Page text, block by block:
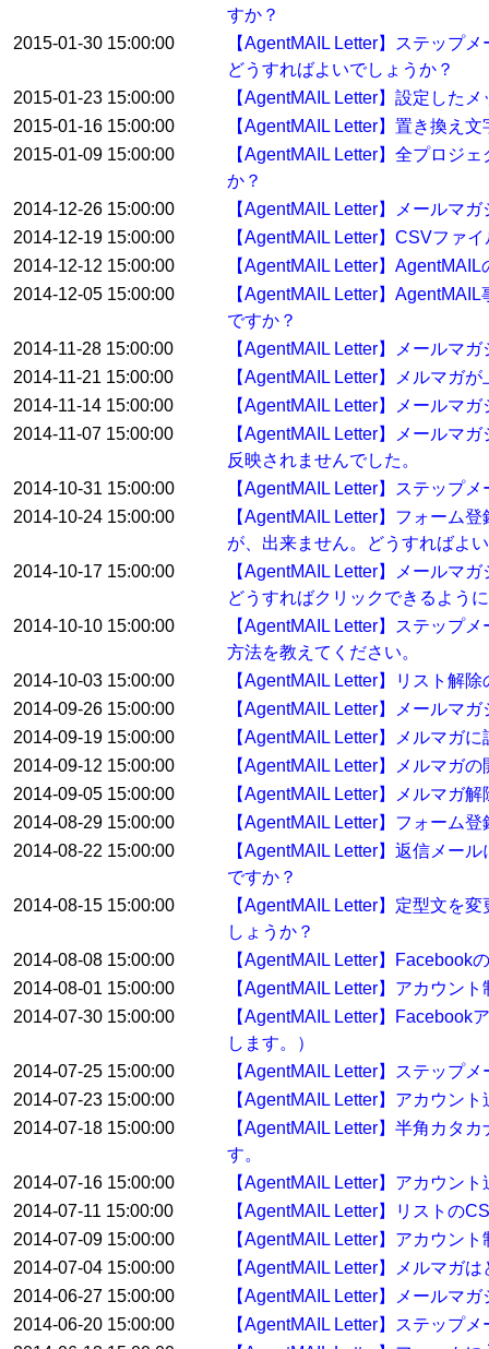
すか？
2015-01-30 15:00:00
【AgentMAIL Letter】ステップ
どうすればよいでしょうか？
2015-01-23 15:00:00
【AgentMAIL Letter】設定した
2015-01-16 15:00:00
【AgentMAIL Letter】置き換え
2015-01-09 15:00:00
【AgentMAIL Letter】全プロジ
か？
2014-12-26 15:00:00
【AgentMAIL Letter】メールマ
2014-12-19 15:00:00
【AgentMAIL Letter】CSVファ
2014-12-12 15:00:00
【AgentMAIL Letter】
2014-12-05 15:00:00
【AgentMAIL Letter】
ですか？
2014-11-28 15:00:00
【AgentMAIL Letter】メールマ
2014-11-21 15:00:00
【AgentMAIL Letter】メルマガ
2014-11-14 15:00:00
【AgentMAIL Letter】メールマ
2014-11-07 15:00:00
【AgentMAIL Letter】メールマ
反映されませんでした。
2014-10-31 15:00:00
【AgentMAIL Letter】ステップ
2014-10-24 15:00:00
【AgentMAIL Letter】フォーム
が、出来ません。どうすればよ
2014-10-17 15:00:00
【AgentMAIL Letter】メールマ
どうすればクリックできるよう
2014-10-10 15:00:00
【AgentMAIL Letter】ステップ
方法を教えてください。
2014-10-03 15:00:00
【AgentMAIL Letter】リスト解
2014-09-26 15:00:00
【AgentMAIL Letter】メールマ
2014-09-19 15:00:00
【AgentMAIL Letter】メルマガ
2014-09-12 15:00:00
【AgentMAIL Letter】メルマガ
2014-09-05 15:00:00
【AgentMAIL Letter】メルマガ
2014-08-29 15:00:00
【AgentMAIL Letter】フォーム
2014-08-22 15:00:00
【AgentMAIL Letter】返信メー
ですか？
2014-08-15 15:00:00
【AgentMAIL Letter】定型文を
しょうか？
2014-08-08 15:00:00
【AgentMAIL Letter】
2014-08-01 15:00:00
【AgentMAIL Letter】アカウン
2014-07-30 15:00:00
【AgentMAIL Letter】
します。）
2014-07-25 15:00:00
【AgentMAIL Letter】ステップ
2014-07-23 15:00:00
【AgentMAIL Letter】アカウン
2014-07-18 15:00:00
【AgentMAIL Letter】半角カタ
す。
2014-07-16 15:00:00
【AgentMAIL Letter】アカウン
2014-07-11 15:00:00
【AgentMAIL Letter】リストの
2014-07-09 15:00:00
【AgentMAIL Letter】アカウン
2014-07-04 15:00:00
【AgentMAIL Letter】メルマガ
2014-06-27 15:00:00
【AgentMAIL Letter】メールマ
2014-06-20 15:00:00
【AgentMAIL Letter】ステップ